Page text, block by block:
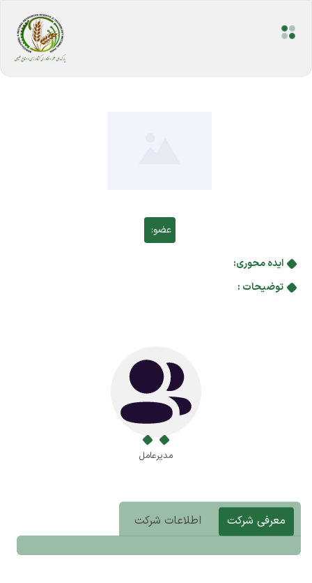
عضو:
ایده محوری:
توضیحات :
مدیرعامل
معرفی شرکت اطلاعات شرکت